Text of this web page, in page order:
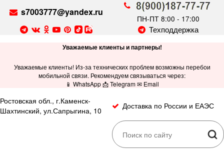
s7003777@yandex.ru
ПН-ПТ 8:00 - 17:00
Техподдержка
Уважаемые клиенты и партнеры!
Уважаемые клиенты! Из-за технических проблем возможны перебои
мобильной связи. Рекомендуем связываться через:
📱 WhatsApp 📩 Telegram ✉ Email
Ростовская обл., г.Каменск-
Шахтинский, ул.Сапрыгина, 10
Доставка по России и ЕАЭС